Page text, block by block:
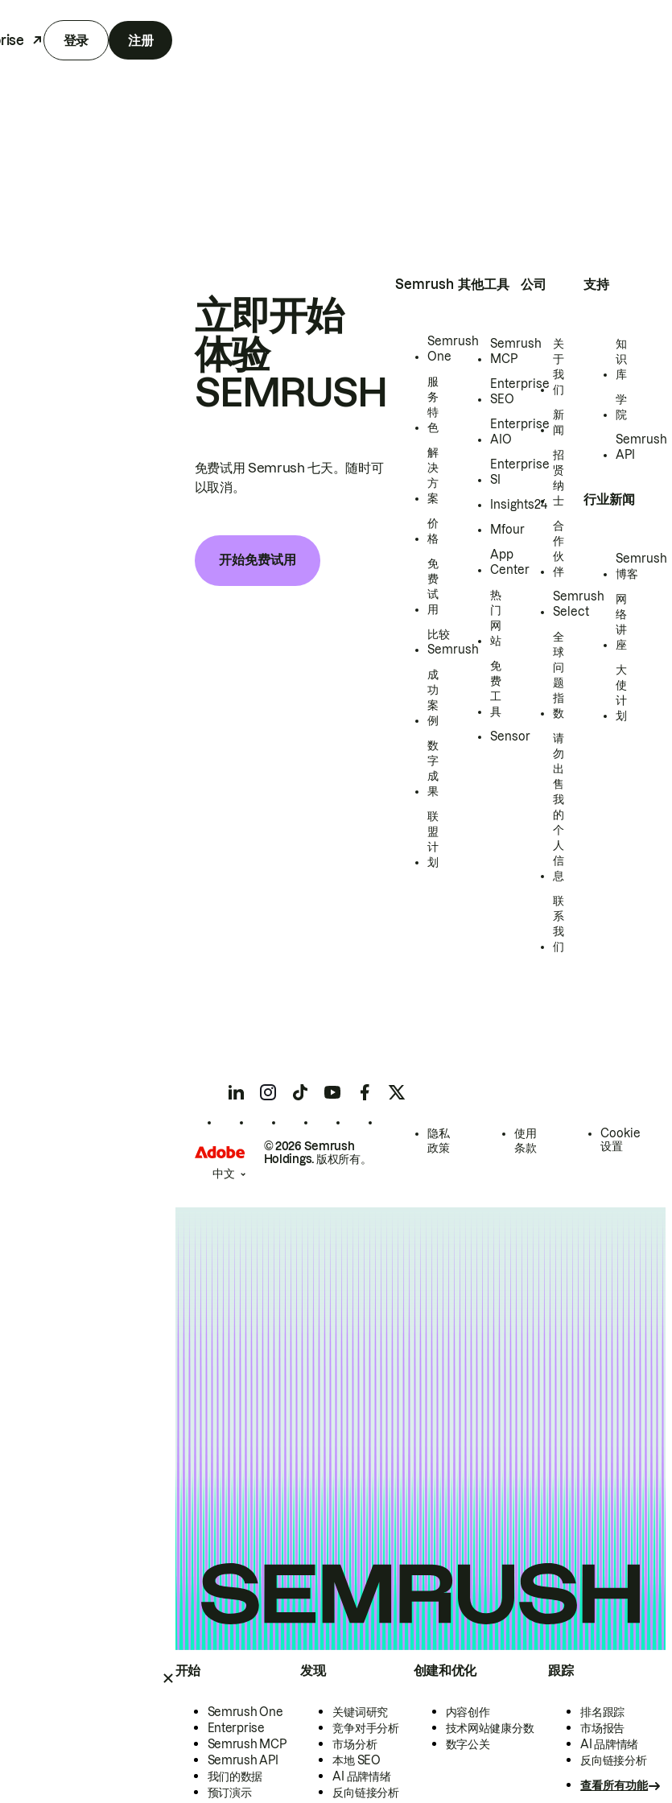
登录 注册
开始
Semrush One
Enterprise
Semrush MCP
Semrush API
我们的数据
预订演示
发现
关键词研究
竞争对手分析
市场分析
本地 SEO
AI 品牌情绪
反向链接分析
创建和优化
内容创作
技术网站健康分数
数字公关
跟踪
排名跟踪
市场报告
AI 品牌情绪
反向链接分析
查看所有功能
立即开始
体验
SEMRUSH
免费试用 Semrush 七天。随时可
以取消。
开始免费试用
Semrush
Semrush
One
服
务
特
色
解
决
方
案
价
格
免
费
试
用
比较
Semrush
成
功
案
例
数
字
成
果
联
盟
计
划
其他工具
Semrush
MCP
Enterprise
SEO
Enterprise
AIO
Enterprise
SI
Insights24
Mfour
App
Center
热
门
网
站
免
费
工
具
Sensor
公司
关
于
我
们
新
闻
招
贤
纳
士
合
作
伙
伴
Semrush
Select
全
球
问
题
指
数
请
勿
出
售
我
的
个
人
信
息
联
系
我
们
支持
知
识
库
学
院
Semrush
API
行业新闻
Semrush
博客
网
络
讲
座
大
使
计
划
© 2026 Semrush
Holdings. 版权所有。
隐私
政策
使用
条款
Cookie
设置
中文